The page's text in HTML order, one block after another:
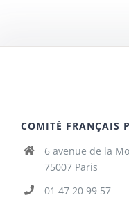
COMITÉ FRANÇAIS
6 avenue de la
75007 Paris
01 47 20 99 57